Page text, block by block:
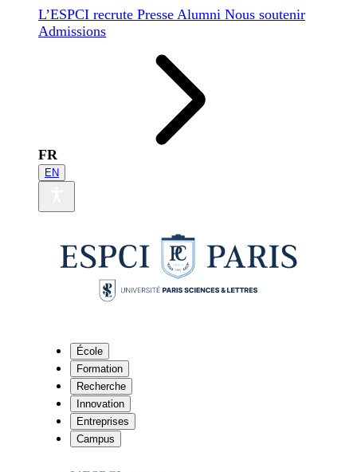
L’ESPCI recrute Presse Alumni Nous soutenir
Admissions
FR
EN
École
Formation
Recherche
Innovation
Entreprises
Campus